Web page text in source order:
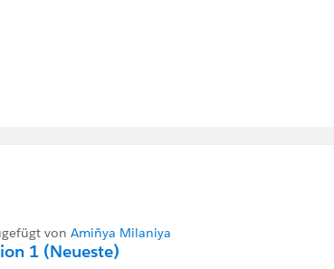
von Amiñya Milaniya
1 (Neueste)